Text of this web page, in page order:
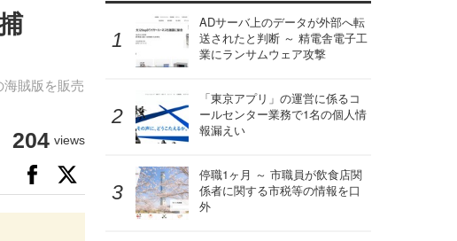
賊版を販売
204 views
ADサーバ上のデータが外部へ転
送されたと判断 ～ 精電舎電子工
業にランサムウェア攻撃
「東京アプリ」の運営に係るコ
ールセンター業務で1名の個人情
報漏えい
停職1ヶ月 ～ 市職員が飲食店関
係者に関する市税等の情報を口
外